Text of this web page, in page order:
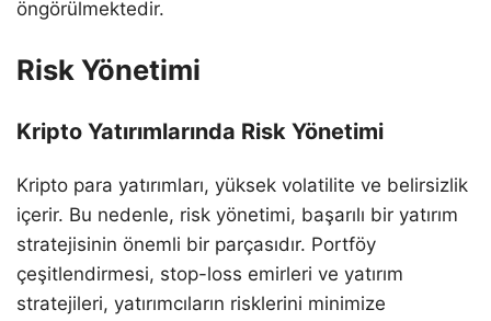
öngörülmektedir.
Risk Yönetimi
Kripto Yatırımlarında Risk Yönetimi
Kripto para yatırımları, yüksek volatilite ve belirsizlik
içerir. Bu nedenle, risk yönetimi, başarılı bir yatırım
stratejisinin önemli bir parçasıdır. Portföy
çeşitlendirmesi, stop-loss emirleri ve yatırım
stratejileri, yatırımcıların risklerini minimize